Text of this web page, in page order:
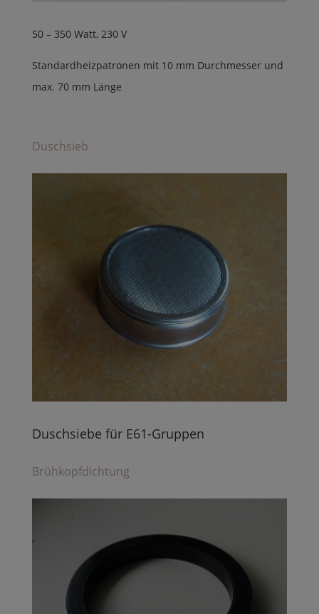
50 – 350 Watt, 230 V
Standardheizpatronen mit 10 mm Durchmesser und
max. 70 mm Länge
Duschsieb
Duschsiebe für E61-Gruppen
Brühkopfdichtung